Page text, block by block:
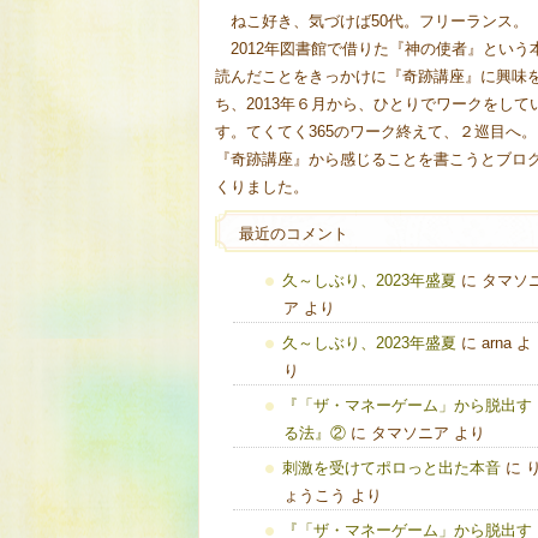
ねこ好き、気づけば50代。フリーランス。
2012年図書館で借りた『神の使者』という
読んだことをきっかけに『奇跡講座』に興味
ち、2013年６月から、ひとりでワークをして
す。てくてく365のワーク終えて、２巡目へ。
『奇跡講座』から感じることを書こうとブロ
くりました。
最近のコメント
久～しぶり、2023年盛夏 に タマソ
ア より
久～しぶり、2023年盛夏 に arnaよ
り
『「ザ・マネーゲーム」から脱出す
る法』② に タマソニア より
刺激を受けてポロっと出た本音 に り
ょうこう より
『「ザ・マネーゲーム」から脱出す